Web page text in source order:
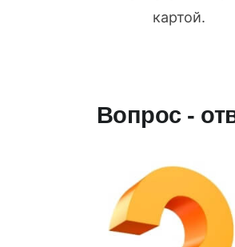
картой.
Вопрос -